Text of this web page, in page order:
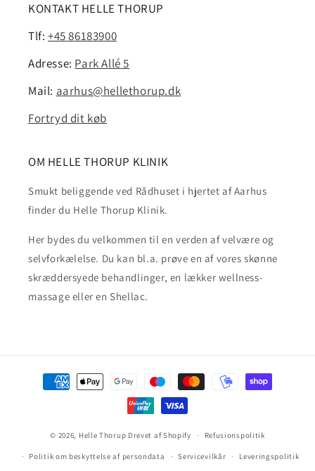
KONTAKT HELLE THORUP
Tlf:+45 86183900
Adresse: Park Allé 5
Mail: aarhus@hellethorup.dk
Fortryd dit køb
OM HELLE THORUP KLINIK
Smukt beliggende ved Rådhuset i hjertet af Aarhus
finder du Helle Thorup Klinik.
Her bydes du velkommen til en verden af velvære og
selvforkælelse. Du kan bl.a. prøve en af vores skønne
skræddersyede behandlinger, en lækker wellness-
massage eller en Shellac.
Betalingsmetoder
© 2026, Helle Thorup Drevet af Shopify Refusionspolitik
Politik om beskyttelse af persondata Servicevilkår Leveringspolitik